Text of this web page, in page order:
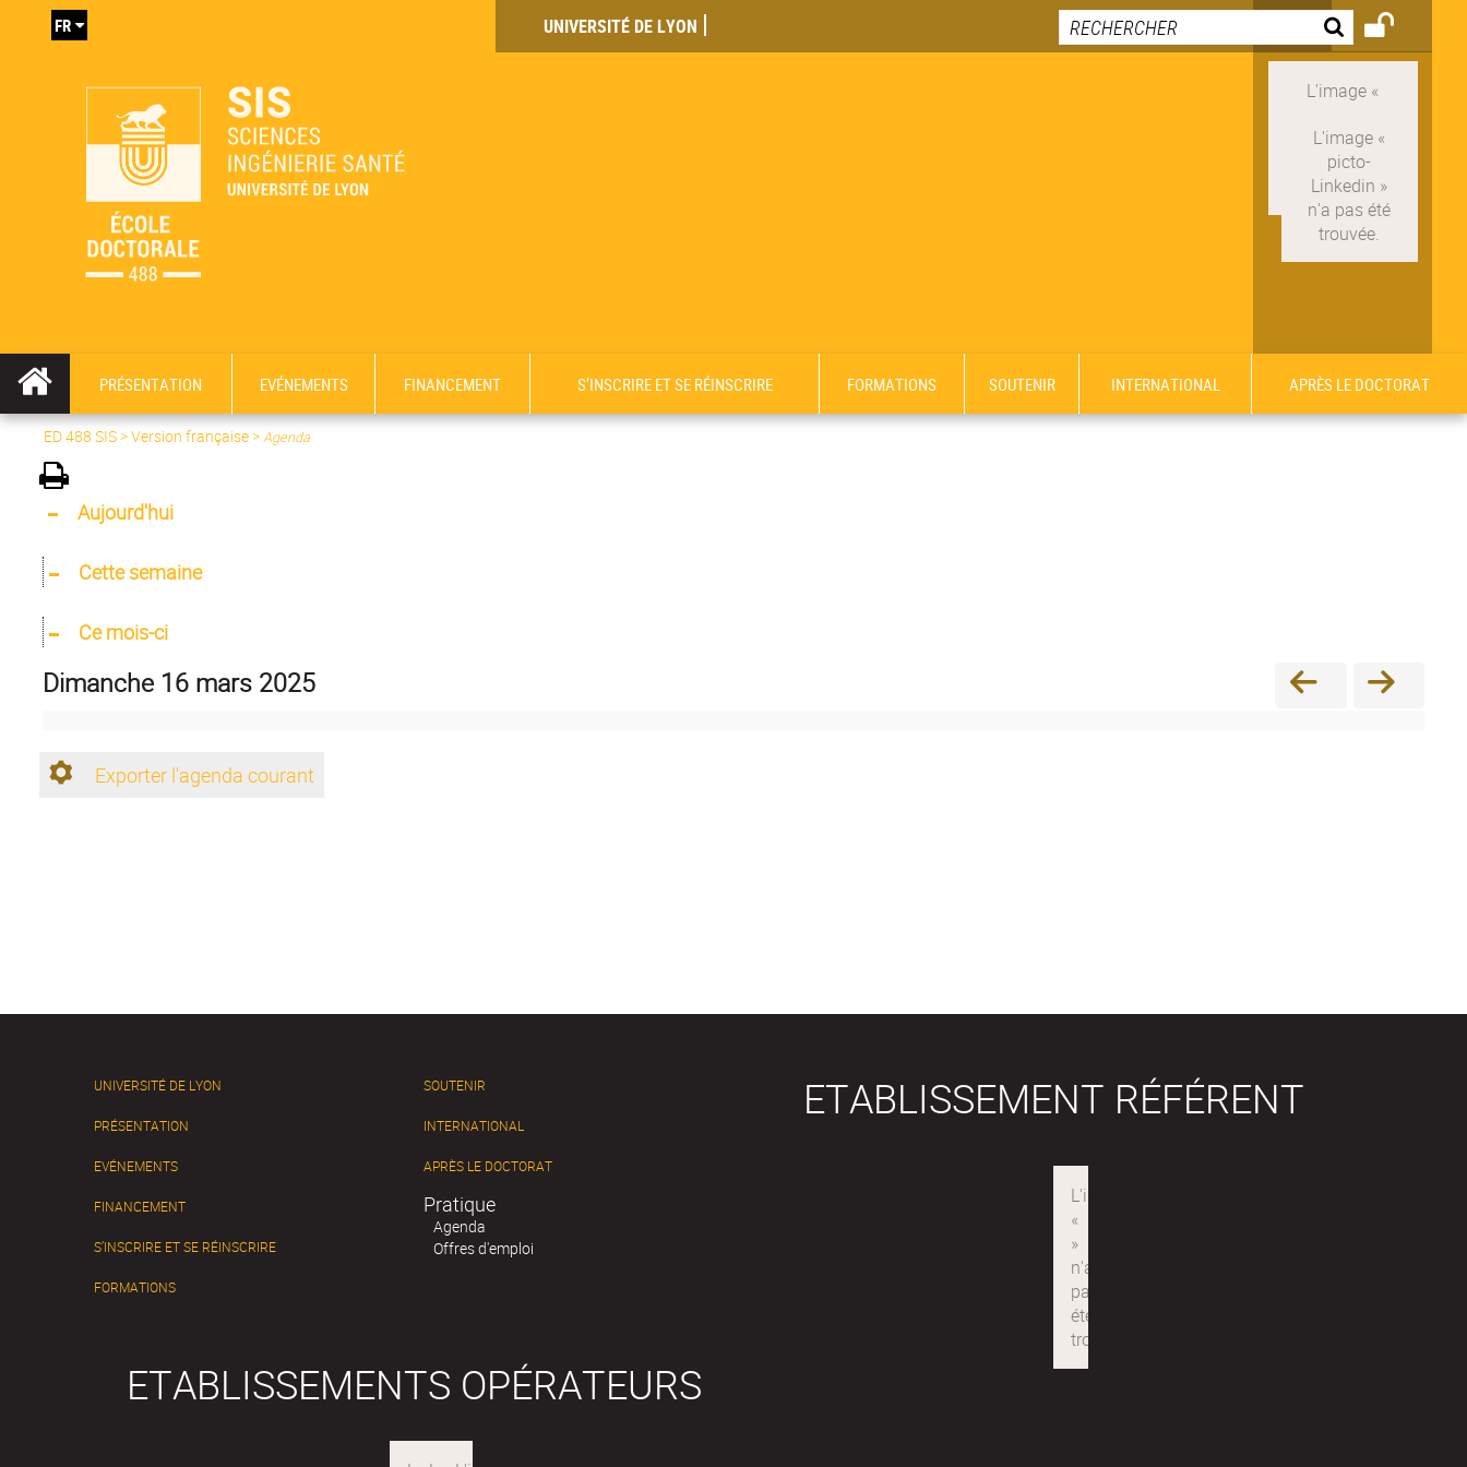
UNIVERSITÉ DE LYON
FR
PRÉSENTATION EVÉNEMENTS FINANCEMENT S’INSCRIRE ET SE RÉINSCRIRE FORMATIONS SOUTENIR INTERNATIONAL APRÈS LE DOCTORAT
ED 488 SIS>Version française>Agenda
Aujourd'hui
Cette semaine
Ce mois-ci
dimanche 16 mars 2025
Exporter l'agenda courant
UNIVERSITÉ DE LYON
PRÉSENTATION
EVÉNEMENTS
FINANCEMENT
S’INSCRIRE ET SE RÉINSCRIRE
FORMATIONS
SOUTENIR
INTERNATIONAL
APRÈS LE DOCTORAT
Pratique
Agenda
Offres d'emploi
ETABLISSEMENT RÉFÉRENT
ETABLISSEMENTS OPÉRATEURS